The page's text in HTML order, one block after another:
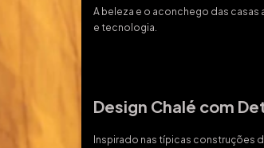
A beleza e o aconchego das casas
e tecnologia.
Design Chalé com
Inspirado nas típicas construções